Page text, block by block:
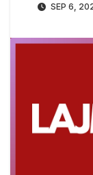
SEP 6,